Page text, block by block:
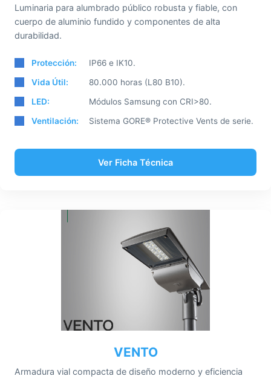
Luminaria para alumbrado público robusta y fiable, con
cuerpo de aluminio fundido y componentes de alta
durabilidad.
Protección:
IP66 e IK10.
Vida Útil:
80.000 horas (L80 B10).
LED:
Módulos Samsung con CRI>80.
Ventilación:
Sistema GORE® Protective Vents de serie.
Ver Ficha Técnica
VENTO
Armadura vial compacta de diseño moderno y eficiencia